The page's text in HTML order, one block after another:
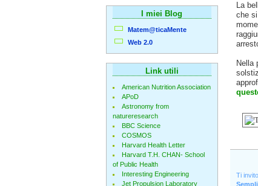
La
che
Nella
Ti
I miei Blog
Matem@ticaMente
Web 2.0
Link utili
American Nutrition Association
APoD
Astronomy from
natureresearch
BBC Science
COSMOS
Harvard Health Letter
Harvard T.H. CHAN- School
of Public Health
Interesting Engineering
Jet Propulsion Laboratory